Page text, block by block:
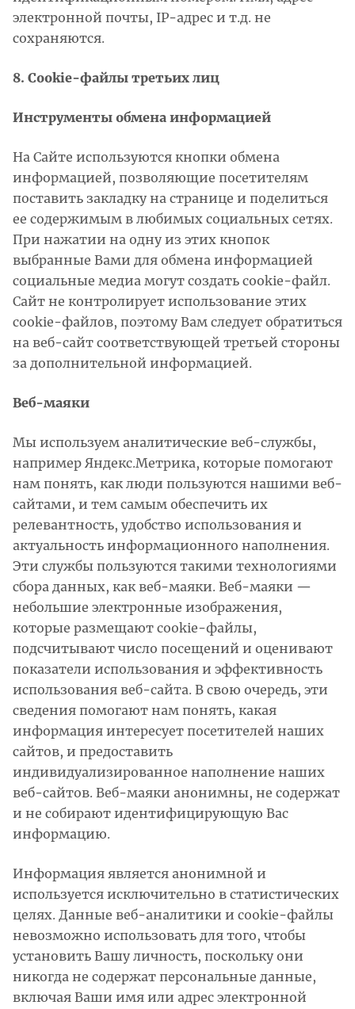
электронной почты, IP-адрес и т.д. не
сохраняются.
8. Cookie-файлы третьих лиц
Инструменты обмена информацией
На Сайте используются кнопки обмена
информацией, позволяющие посетителям
поставить закладку на странице и поделиться
ее содержимым в любимых социальных сетях.
При нажатии на одну из этих кнопок
выбранные Вами для обмена информацией
социальные медиа могут создать cookie-файл.
Сайт не контролирует использование этих
cookie-файлов, поэтому Вам следует обратиться
на веб-сайт соответствующей третьей стороны
за дополнительной информацией.
Веб-маяки
Мы используем аналитические веб-службы,
например Яндекс.Метрика, которые помогают
нам понять, как люди пользуются нашими веб-
сайтами, и тем самым обеспечить их
релевантность, удобство использования и
актуальность информационного наполнения.
Эти службы пользуются такими технологиями
сбора данных, как веб-маяки. Веб-маяки —
небольшие электронные изображения,
которые размещают cookie-файлы,
подсчитывают число посещений и оценивают
показатели использования и эффективность
использования веб-сайта. В свою очередь, эти
сведения помогают нам понять, какая
информация интересует посетителей наших
сайтов, и предоставить
индивидуализированное наполнение наших
веб-сайтов. Веб-маяки анонимны, не содержат
и не собирают идентифицирующую Вас
информацию.
Информация является анонимной и
используется исключительно в статистических
целях. Данные веб-аналитики и cookie-файлы
невозможно использовать для того, чтобы
установить Вашу личность, поскольку они
никогда не содержат персональные данные,
включая Ваши имя или адрес электронной